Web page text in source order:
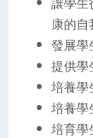
康的自
發展學
提供學
培養學
培養學
培育學